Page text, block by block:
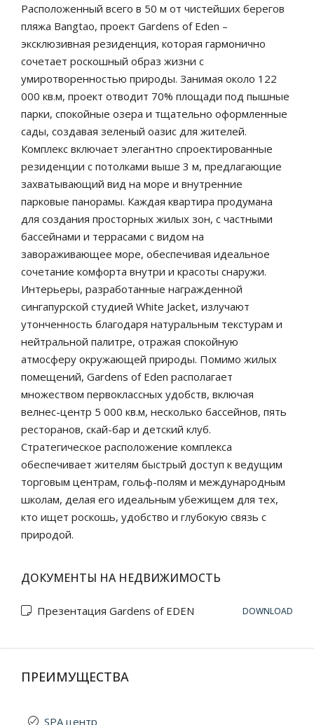
Расположенный всего в 50 м от чистейших берегов
пляжа Bangtao, проект Gardens of Eden –
эксклюзивная резиденция, которая гармонично
сочетает роскошный образ жизни с
умиротворенностью природы. Занимая около 122
000 кв.м, проект отводит 70% площади под пышные
парки, спокойные озера и тщательно оформленные
сады, создавая зеленый оазис для жителей.
Комплекс включает элегантно спроектированные
резиденции с потолками выше 3 м, предлагающие
захватывающий вид на море и внутренние
парковые панорамы. Каждая квартира продумана
для создания просторных жилых зон, с частными
бассейнами и террасами с видом на
завораживающее море, обеспечивая идеальное
сочетание комфорта внутри и красоты снаружи.
Интерьеры, разработанные награжденной
сингапурской студией White Jacket, излучают
утонченность благодаря натуральным текстурам и
нейтральной палитре, отражая спокойную
атмосферу окружающей природы. Помимо жилых
помещений, Gardens of Eden располагает
множеством первоклассных удобств, включая
велнес-центр 5 000 кв.м, несколько бассейнов, пять
ресторанов, скай-бар и детский клуб.
Стратегическое расположение комплекса
обеспечивает жителям быстрый доступ к ведущим
торговым центрам, гольф-полям и международным
школам, делая его идеальным убежищем для тех,
кто ищет роскошь, удобство и глубокую связь с
природой.
ДОКУМЕНТЫ НА НЕДВИЖИМОСТЬ
Презентация Gardens of EDEN DOWNLOAD
ПРЕИМУЩЕСТВА
SPA центр